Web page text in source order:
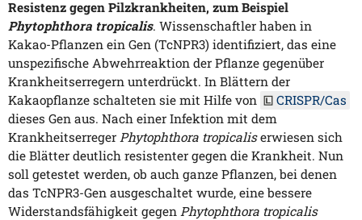
Resistenz gegen Pilzkrankheiten, zum Beispiel
Phytophthora tropicalis. Wissenschaftler haben in
Kakao-Pflanzen ein Gen (TcNPR3) identifiziert, das eine
unspezifische Abwehrreaktion der Pflanze gegenüber
Krankheitserregern unterdrückt. In Blättern der
Kakaopflanze schalteten sie mit Hilfe von
CRISPR/Cas
dieses Gen aus. Nach einer Infektion mit dem
Krankheitserreger Phytophthora tropicaliserwiesen sich
die Blätter deutlich resistenter gegen die Krankheit. Nun
soll getestet werden, ob auch ganze Pflanzen, bei denen
das TcNPR3-Gen ausgeschaltet wurde, eine bessere
Widerstandsfähigkeit gegen Phytophthora tropicalis